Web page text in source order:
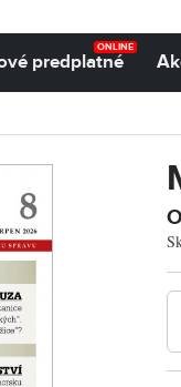
ONLINE
predplatné